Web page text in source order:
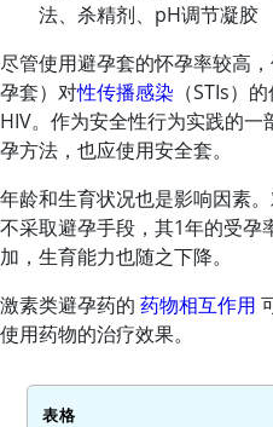
法、杀精剂、pH调节凝胶
尽管使用避孕套的怀孕率较高
孕套）对性传播感染 （STIs）
HIV。作为安全性行为实践的
孕方法，也应使用安全套。
年龄和生育状况也是影响因素
不采取避孕手段，其1年的受孕
加，生育能力也随之下降。
激素类避孕药的 药物相互作用
使用药物的治疗效果。
表格